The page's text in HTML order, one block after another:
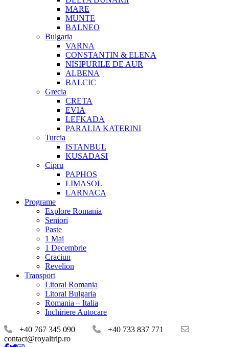
MARE
MUNTE
BALNEO
Bulgaria
VARNA
CONSTANTIN & ELENA
NISIPURILE DE AUR
ALBENA
BALCIC
Grecia
CRETA
EVIA
LEFKADA
PARALIA KATERINI
Turcia
ISTANBUL
KUSADASI
Cipru
PAPHOS
LIMASOL
LARNACA
Programe
Explore Romania
Seniori
Paste
1 Mai
1 Decembrie
Craciun
Revelion
Transport
Litoral Romania
Litoral Bulgaria
Romania – Italia
Inchiriere Autocare
+40 767 345 090
+40 733 837 771
contact@royaltrip.ro